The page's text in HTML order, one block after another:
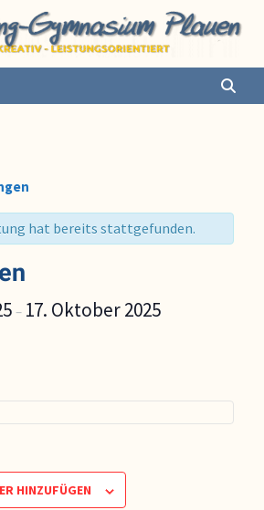
hat bereits stattgefunden.
– 17. Oktober 2025
HINZUFÜGEN